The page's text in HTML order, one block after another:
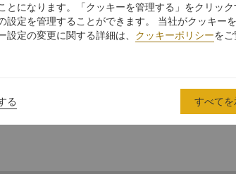
堂廊などさまざまな見所があります。
とになります。「クッキーを管理する」をクリッ
設定を管理することができます。 当社がクッキー
設定の変更に関する詳細は、 クッキーポリシーをご
る すべてを